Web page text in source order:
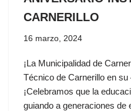
CARNERILLO
16 marzo, 2024
¡La Municipalidad de
Técnico de Carnerillo en su
¡Celebramos que la
guiando a generaciones de